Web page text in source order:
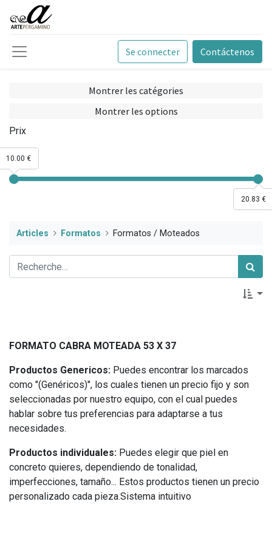
Se connecter Contáctenos
Montrer les catégories
Montrer les options
Prix
20.83 €
10.00 €
Articles Formatos Formatos / Moteados
FORMATO CABRA MOTEADA 53 X 37
Productos Genericos: Puedes encontrar los marcados
como "(Genéricos)", los cuales tienen un precio fijo y son
seleccionadas por nuestro equipo, con el cual puedes
hablar sobre tus preferencias para adaptarse a tus
necesidades.
Productos individuales: Puedes elegir que piel en
concreto quieres, dependiendo de tonalidad,
imperfecciones, tamaño... Estos productos tienen un precio
personalizado cada pieza.Sistema intuitivo